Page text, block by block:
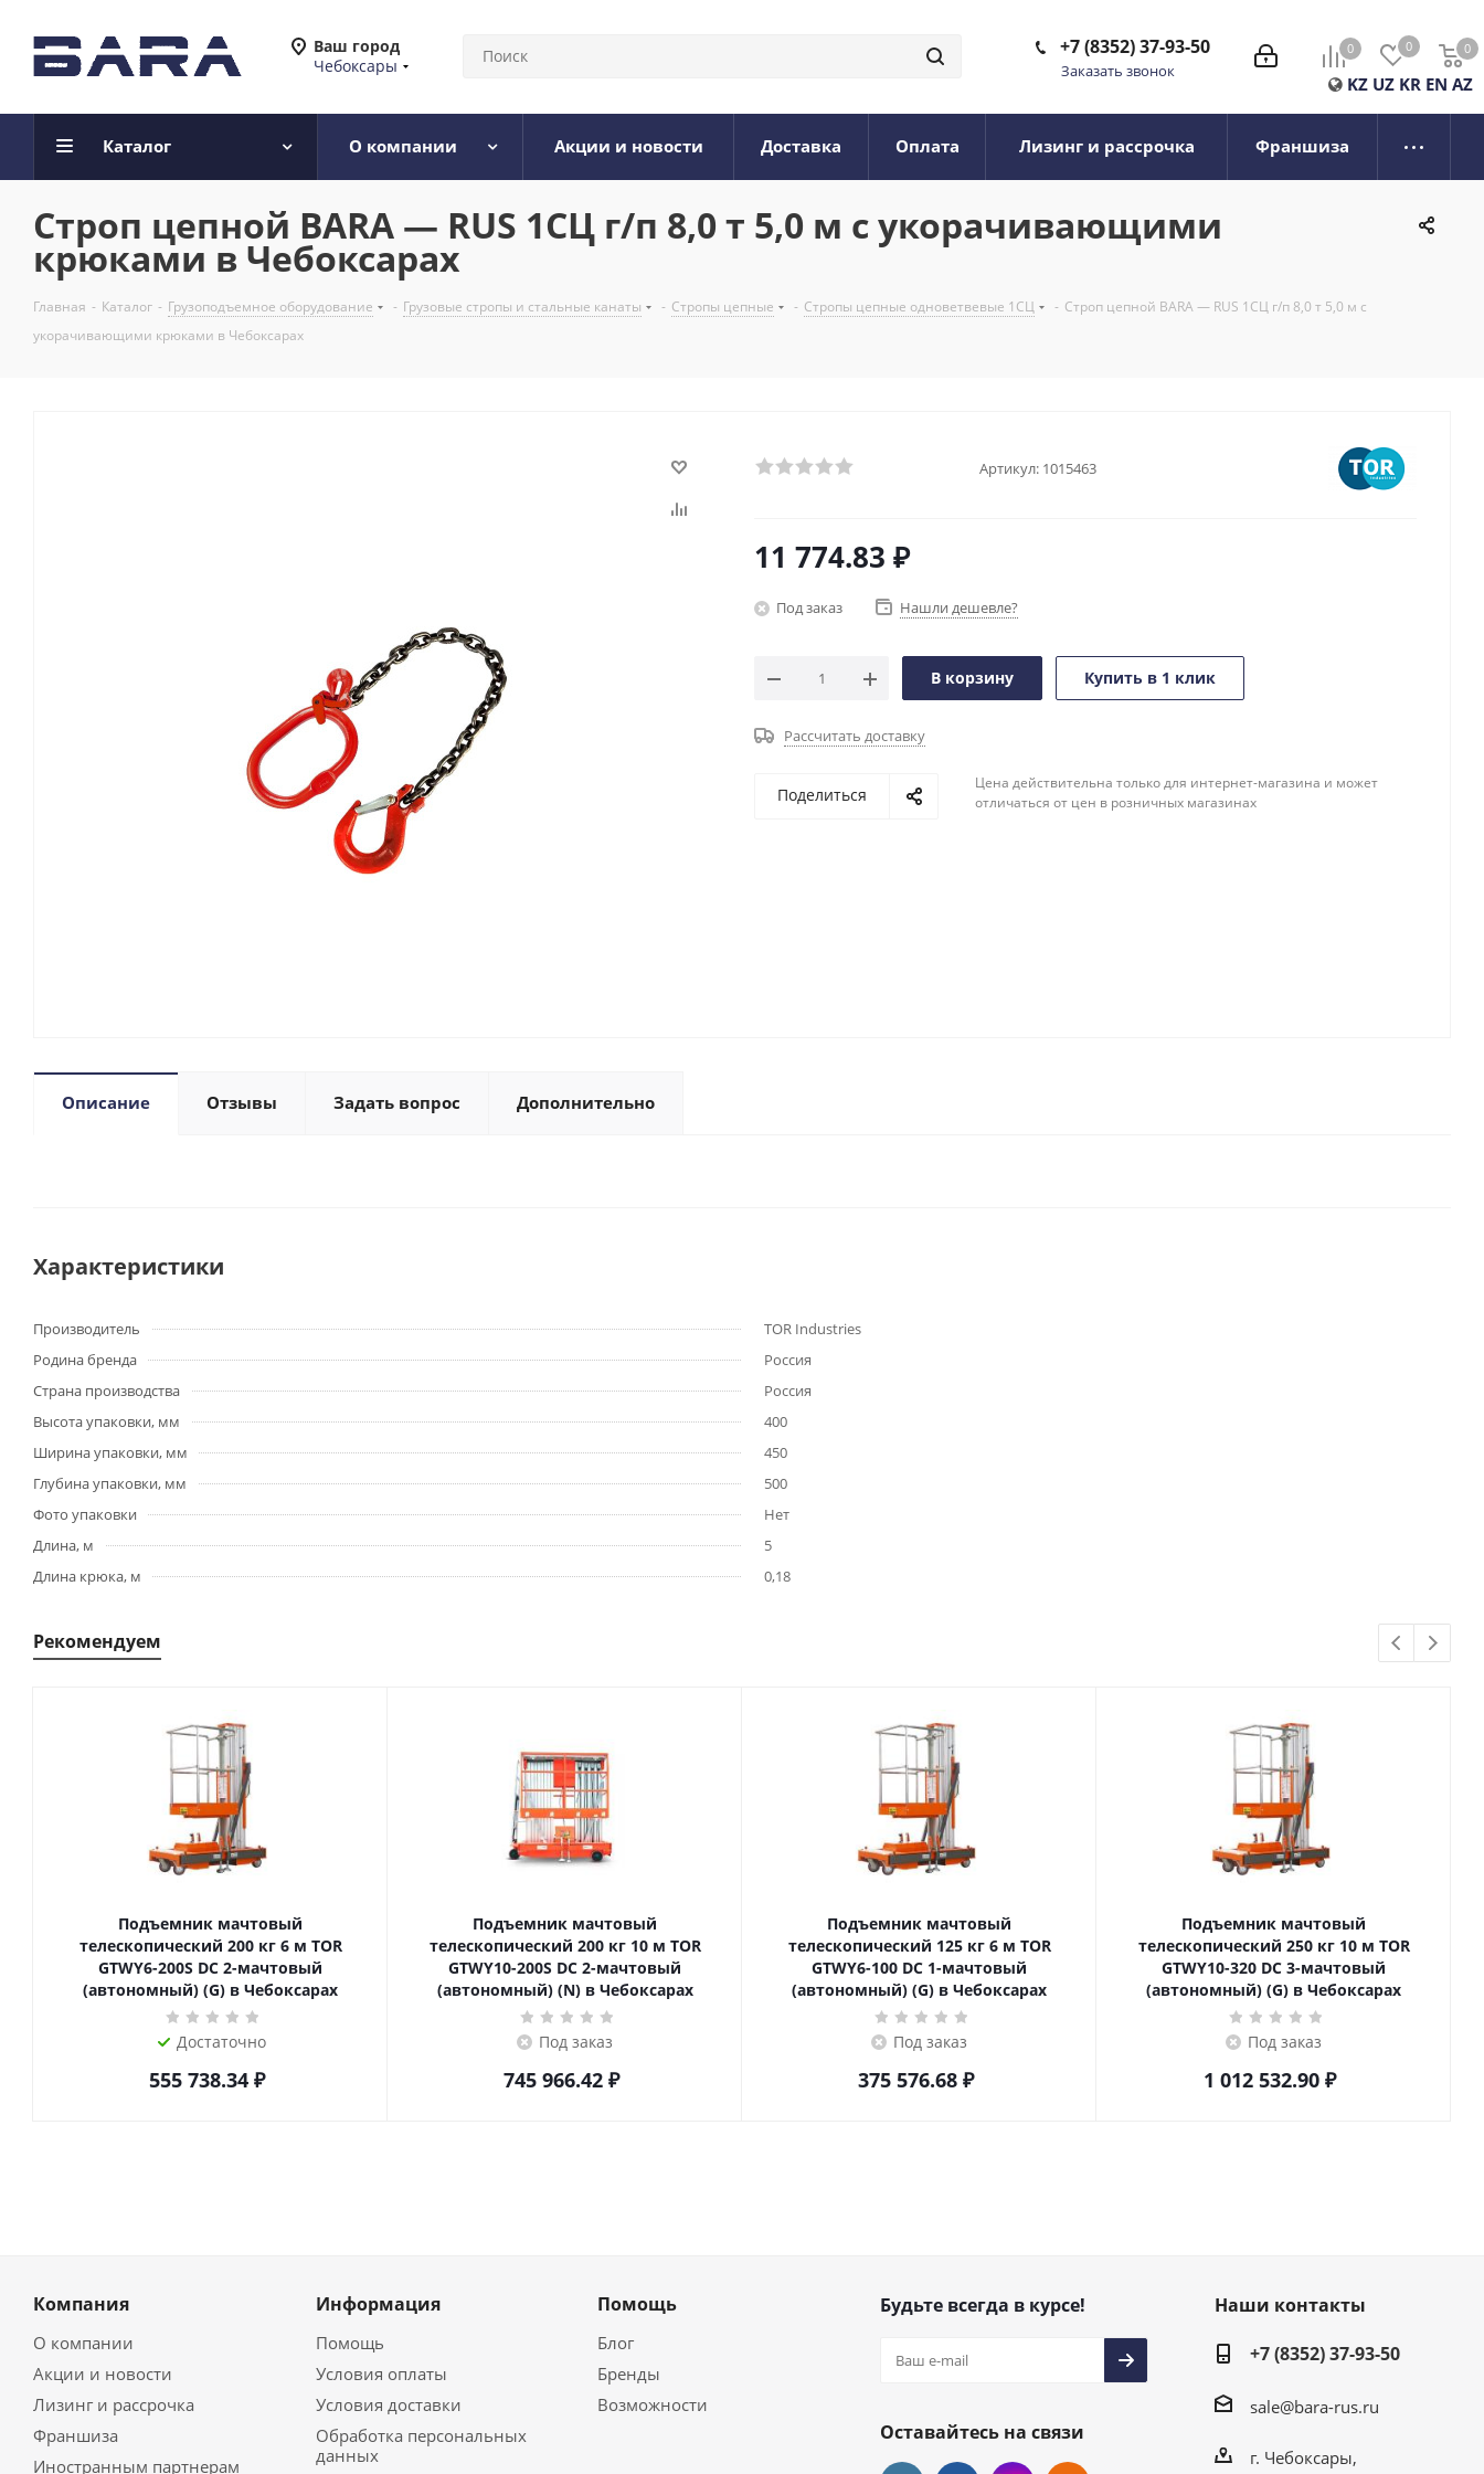
Ваш город
Чебоксары
0 0 0
0
KZ UZ KR EN AZ
+7 (8352) 37-93-50
Заказать звонок
Каталог О компании Акции и новости Доставка Оплата Лизинг и рассрочка Франшиза
Строп цепной BARA — RUS 1СЦ г/п 8,0 т 5,0 м с укорачивающими
крюками в Чебоксарах
Главная - Каталог - Грузоподъемное оборудование - Грузовые стропы и стальные канаты - Стропы цепные - Стропы цепные одноветвевые 1СЦ - Строп цепной BARA — RUS 1СЦ г/п 8,0 т 5,0 м с
укорачивающими крюками в Чебоксарах
Артикул: 1015463
11 774.83 ₽
Под заказ Нашли дешевле?
В корзину Купить в 1 клик
Рассчитать доставку
Поделиться
Цена действительна только для интернет-магазина и может
отличаться от цен в розничных магазинах
Описание Отзывы Задать вопрос Дополнительно
Характеристики
Производитель
TOR Industries
Родина бренда
Россия
Страна производства
Россия
Высота упаковки, мм
400
Ширина упаковки, мм
450
Глубина упаковки, мм
500
Фото упаковки
Нет
Длина, м
5
Длина крюка, м
0,18
Рекомендуем
Подъемник мачтовый
телескопический 200 кг 6 м TOR
GTWY6-200S DC 2-мачтовый
(автономный) (G) в Чебоксарах
Достаточно
555 738.34₽
Подъемник мачтовый
телескопический 200 кг 10 м TOR
GTWY10-200S DC 2-мачтовый
(автономный) (N) в Чебоксарах
Под заказ
745 966.42₽
Подъемник мачтовый
телескопический 125 кг 6 м TOR
GTWY6-100 DC 1-мачтовый
(автономный) (G) в Чебоксарах
Под заказ
375 576.68₽
Подъемник мачтовый
телескопический 250 кг 10 м TOR
GTWY10-320 DC 3-мачтовый
(автономный) (G) в Чебоксарах
Под заказ
1 012 532.90 ₽
Компания
О компании
Акции и новости
Лизинг и рассрочка
Франшиза
Иностранным партнерам
Информация
Помощь
Условия оплаты
Условия доставки
Обработка персональных
данных
Помощь
Блог
Бренды
Возможности
Будьте всегда в курсе!
Оставайтесь на связи
Наши контакты
+7 (8352) 37-93-50
sale@bara-rus.ru
г. Чебоксары,